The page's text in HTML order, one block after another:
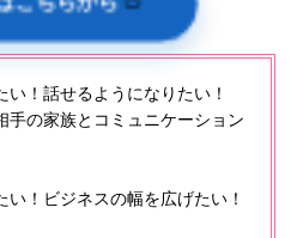
こちらから
い！話せるようになりたい！
手の家族とコミュニケーション
い！ビジネスの幅を広げたい！